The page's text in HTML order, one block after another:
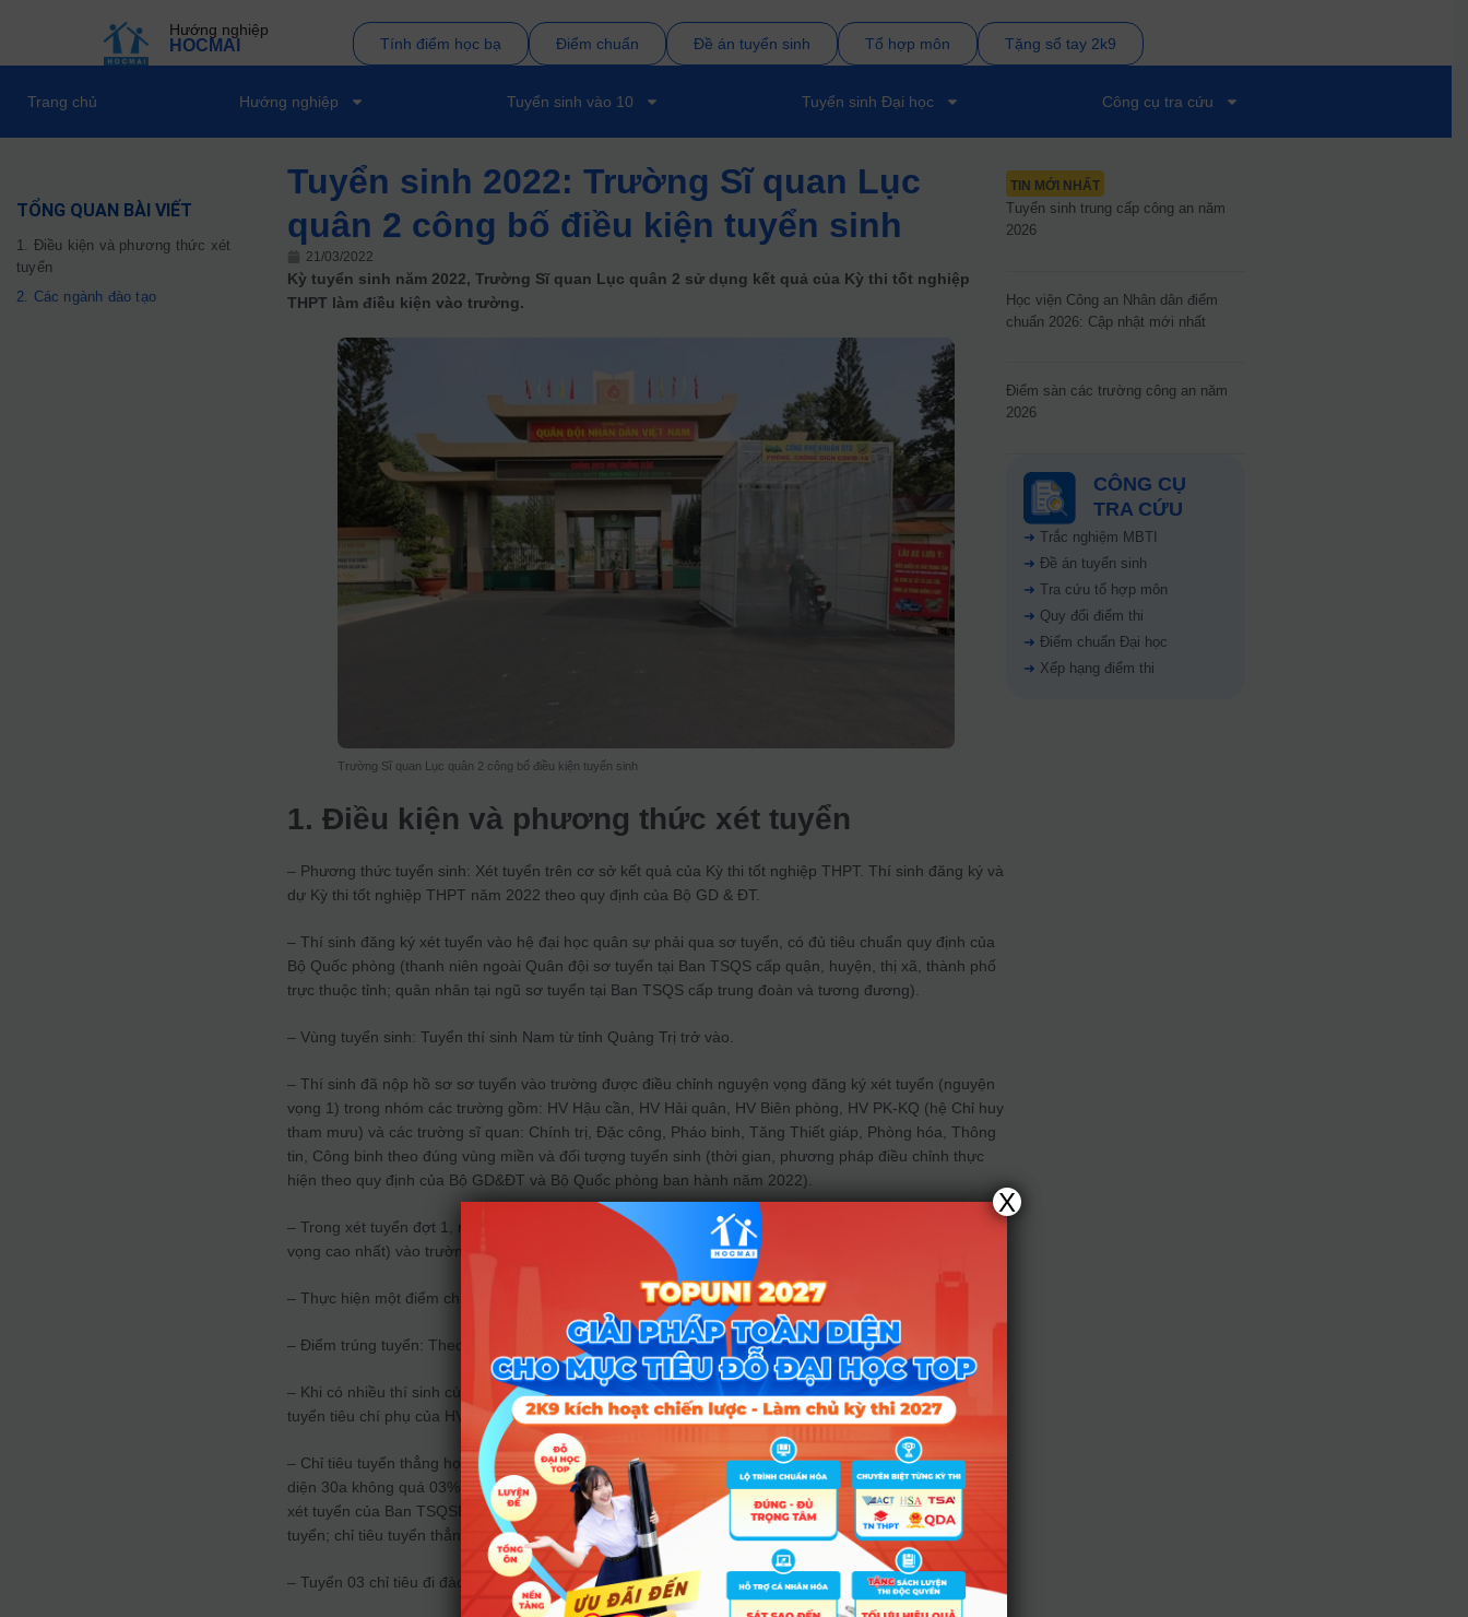
Hướng nghiệp
HOCMAI Tính điểm học bạ Điểm chuẩn Đề án tuyển sinh Tổ hợp môn Tặng sổ tay 2k9
Trang chủ Hướng nghiệp Tuyển sinh vào 10 Tuyển sinh Đại học Công cụ tra cứu
TỔNG QUAN BÀI VIẾT
1. Điều kiện và phương thức xét
tuyển
2. Các ngành đào tạo
Tuyển sinh 2022: Trường Sĩ quan Lục
quân 2 công bố điều kiện tuyển sinh
21/03/2022
Kỳ tuyển sinh năm 2022, Trường Sĩ quan Lục quân 2 sử dụng kết quả của Kỳ thi tốt nghiệp
THPT làm điều kiện vào trường.
Trường Sĩ quan Lục quân 2 công bố điều kiện tuyển sinh
1. Điều kiện và phương thức xét tuyển
– Phương thức tuyển sinh: Xét tuyển trên cơ sở kết quả của Kỳ thi tốt nghiệp THPT. Thí sinh đăng ký và
dự Kỳ thi tốt nghiệp THPT năm 2022 theo quy định của Bộ GD & ĐT.
– Thí sinh đăng ký xét tuyển vào hệ đại học quân sự phải qua sơ tuyển, có đủ tiêu chuẩn quy định của
Bộ Quốc phòng (thanh niên ngoài Quân đội sơ tuyển tại Ban TSQS cấp quận, huyện, thị xã, thành phố
trực thuộc tỉnh; quân nhân tại ngũ sơ tuyển tại Ban TSQS cấp trung đoàn và tương đương).
– Vùng tuyển sinh: Tuyển thí sinh Nam từ tỉnh Quảng Trị trở vào.
– Thí sinh đã nộp hồ sơ sơ tuyển vào trường được điều chỉnh nguyện vọng đăng ký xét tuyển (nguyện
vọng 1) trong nhóm các trường gồm: HV Hậu cần, HV Hải quân, HV Biên phòng, HV PK-KQ (hệ Chỉ huy
tham mưu) và các trường sĩ quan: Chính trị, Đặc công, Pháo binh, Tăng Thiết giáp, Phòng hóa, Thông
tin, Công binh theo đúng vùng miền và đối tượng tuyển sinh (thời gian, phương pháp điều chỉnh thực
hiện theo quy định của Bộ GD&ĐT và Bộ Quốc phòng ban hành năm 2022).
– Trong xét tuyển đợt 1, nhà trường chỉ xét tuyển đối với các thí sinh đăng ký nguyện vọng 1 (nguyện
vọng cao nhất) vào trường theo đúng tổ hợp xét tuyển của trường.
– Thực hiện một điểm chuẩn chung giữa tổ hợp xét tuyển A00 và tổ hợp xét tuyển A01.
– Điểm trúng tuyển: Theo chỉ tiêu của các quân khu phía Nam.
– Khi có nhiều thí sinh cùng bằng điểm thực hiện xét tuyển theo các tiêu chí phụ, như phần quy định xét
tuyển tiêu chí phụ của HV Kỹ thuật quân sự.
– Chỉ tiêu tuyển thẳng học sinh giỏi, ưu tiên xét tuyển không quá 05% và chỉ tiêu tuyển thẳng thí sinh
diện 30a không quá 03% tổng chỉ tiêu của từng quân khu. Khi có hướng dẫn về tuyển thẳng và ưu tiên
xét tuyển của Ban TSQSBQP, nhà trường sẽ công bố chỉ tiêu và các tiêu chí tuyển thẳng, ưu tiên xét
tuyển; chỉ tiêu tuyển thẳng và ưu tiên xét tuyển sẽ trừ vào chỉ tiêu tuyển sinh.
– Tuyển 03 chỉ tiêu đi đào tạo ở nước ngoài và 08 chỉ tiêu đi đào tạo ở trường ĐH ngoài Quân đội.
TIN MỚI NHẤT
Tuyển sinh trung cấp công an năm
2026
Học viện Công an Nhân dân điểm
chuẩn 2026: Cập nhật mới nhất
Điểm sàn các trường công an năm
2026
CÔNG CỤ
TRA CỨU
➜ Trắc nghiệm MBTI
➜ Đề án tuyển sinh
➜ Tra cứu tổ hợp môn
➜ Quy đổi điểm thi
➜ Điểm chuẩn Đại học
➜ Xếp hạng điểm thi
X